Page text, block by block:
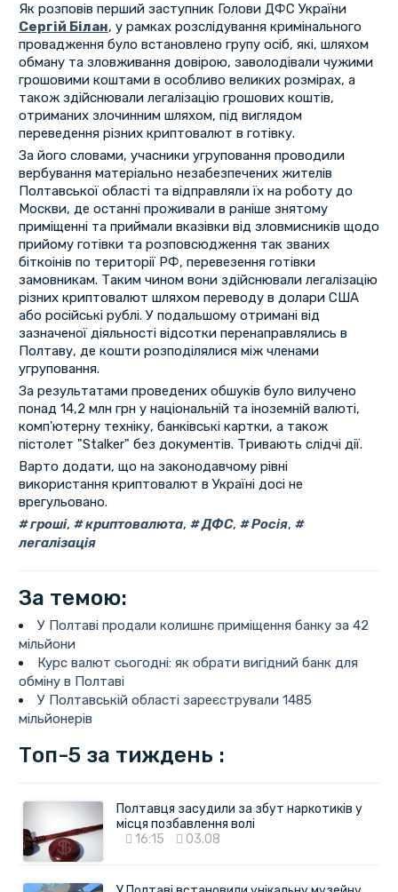
Як розповів перший заступник Голови ДФС України
Сергій Білан, у рамках розслідування кримінального
провадження було встановлено групу осіб, які, шляхом
обману та зловживання довірою, заволодівали чужими
грошовими коштами в особливо великих розмірах, а
також здійснювали легалізацію грошових коштів,
отриманих злочинним шляхом, під виглядом
переведення різних криптовалют в готівку.
За його словами, учасники угруповання проводили
вербування матеріально незабезпечених жителів
Полтавської області та відправляли їх на роботу до
Москви, де останні проживали в раніше знятому
приміщенні та приймали вказівки від зловмисників щодо
прийому готівки та розповсюдження так званих
біткоінів по території РФ, перевезення готівки
замовникам. Таким чином вони здійснювали легалізацію
різних криптовалют шляхом переводу в долари США
або російські рублі. У подальшому отримані від
зазначеної діяльності відсотки перенаправлялись в
Полтаву, де кошти розподілялися між членами
угруповання.
За результатами проведених обшуків було вилучено
понад 14,2 млн грн у національній та іноземній валюті,
комп'ютерну техніку, банківські картки, а також
пістолет "Stalker" без документів. Тривають слідчі дії.
Варто додати, що на законодавчому рівні
використання криптовалют в Україні досі не
врегульовано.
гроші, криптовалюта, ДФС, Росія,
легалізація
За темою:
У Полтаві продали колишнє приміщення банку за 42
мільйони
Курс валют сьогодні: як обрати вигідний банк для
обміну в Полтаві
У Полтавській області зареєстрували 1485
мільйонерів
Топ-5 за тиждень :
Полтавця засудили за збут наркотиків у
місця позбавлення волі
16:15
03.08